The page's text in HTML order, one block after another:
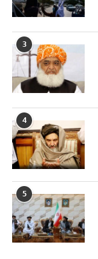
3
4
5